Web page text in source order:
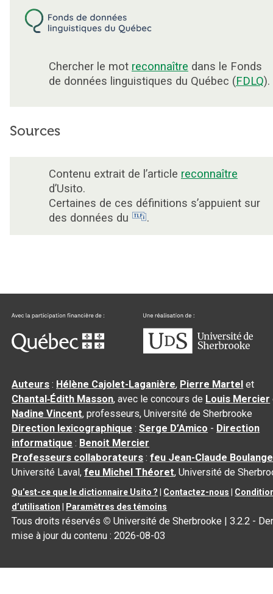
Chercher le mot reconnaître dans le Fonds
de données linguistiques du Québec (FDLQ).
Sources
Contenu extrait de l’article reconnaître
d’Usito.
Certaines de ces définitions s’appuient sur
des données du
.
Auteurs : Hélène Cajolet-Laganière, Pierre Martel et
Chantal‑Édith Masson, avec le concours de Louis Mercier
Nadine Vincent, professeurs, Université de Sherbrooke
Direction lexicographique :Serge D’Amico - Direction
informatique : Benoit Mercier
Professeurs collaborateurs :feu Jean-Claude
Université Laval,feu Michel Théoret, Université de
Qu’est-ce que le dictionnaire Usito ? Contactez-nous
d’utilisation
Paramètres des témoins
Tous droits réservés © Université de Sherbrooke |3.2.2 -
mise à jour du contenu :2026-08-03